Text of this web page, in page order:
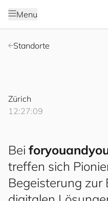
Menu
Standorte
Zürich
12:27:10
Bei foryouand
treffen sich
Begeisterung zur